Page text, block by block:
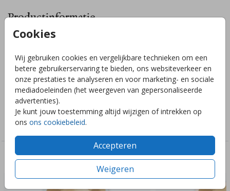
Cookies
Wij gebruiken cookies en vergelijkbare technieken om een
betere gebruikerservaring te bieden, ons websiteverkeer en
onze prestaties te analyseren en voor marketing- en sociale
mediadoeleinden (het weergeven van gepersonaliseerde
advertenties).
Je kunt jouw toestemming altijd wijzigen of intrekken op
ons ons cookiebeleid.
Accepteren
Weigeren
Productinformatie
Lief tuinbord (+/- 80cm) in de vorm van een speels hart met
een schattige aquarel tekening van een knuffelbeertje met
hartje in zijn hand.
Collectie
Tuinbord
Deze ontwerpen vind je misschien ook leuk